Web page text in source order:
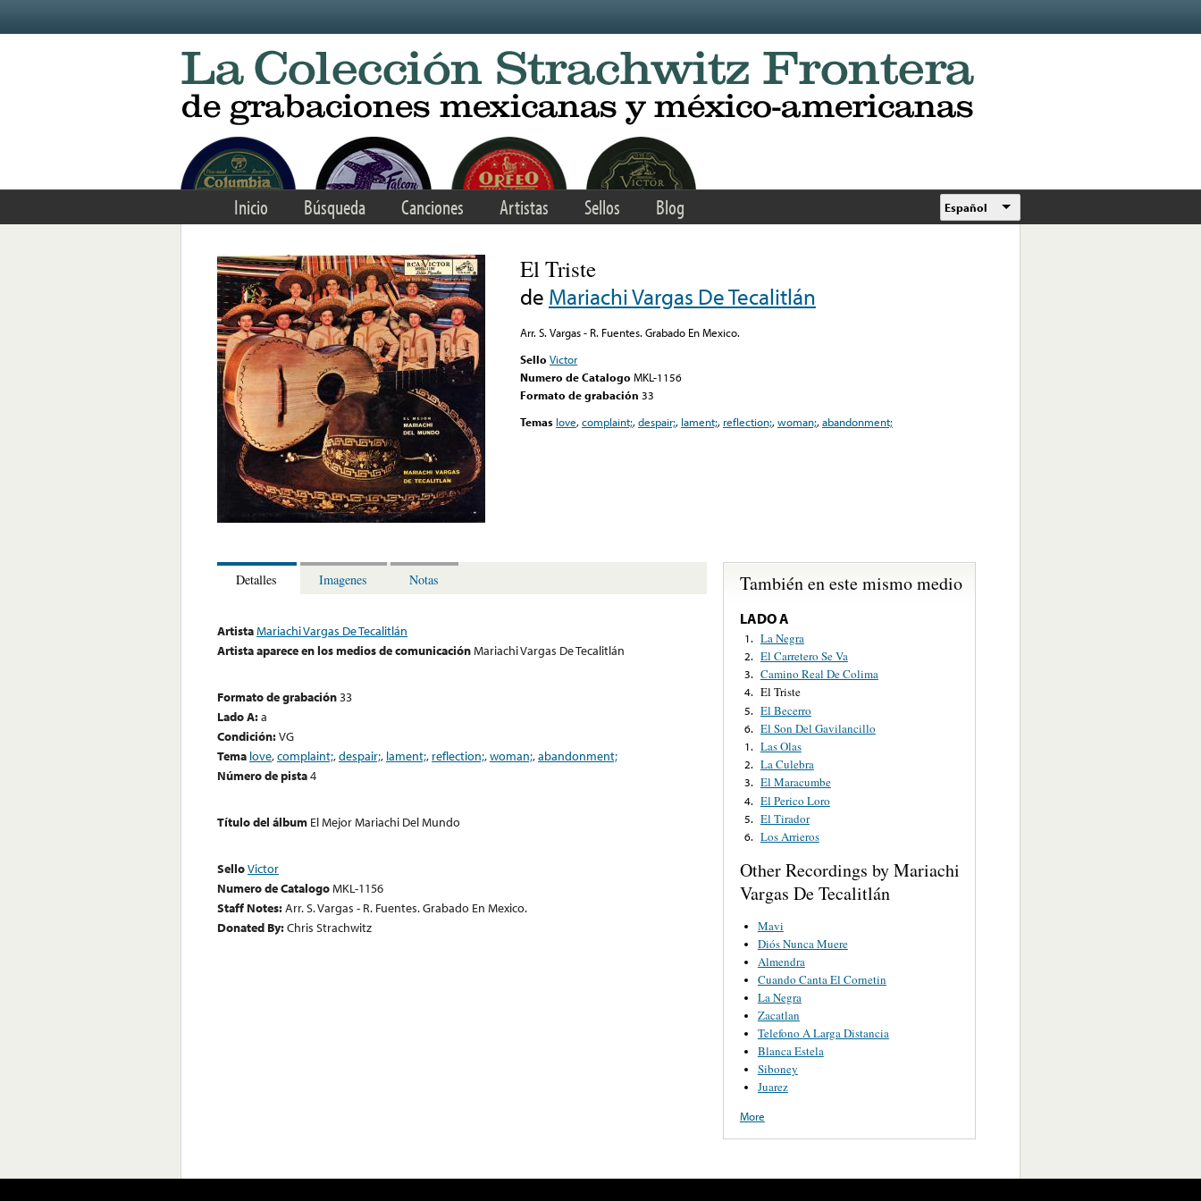
Inicio Búsqueda Canciones Artistas Sellos Blog Español
El Triste
de Mariachi Vargas De Tecalitlán
Arr. S. Vargas - R. Fuentes. Grabado En Mexico.
Sello Victor
Numero de Catalogo MKL-1156
Formato de grabación 33
Temas love,complaint;,despair;, lament;, reflection;,woman;,abandonment;
Detalles Imagenes Notas
ArtistaMariachi Vargas De Tecalitlán
Artista aparece en los medios de comunicaciónMariachi Vargas De Tecalitlán
Formato de grabación33
Lado A:a
Condición:VG
Tema love,complaint;,despair;, lament;, reflection;,woman;,abandonment;
Número de pista4
Título del álbum El Mejor Mariachi Del Mundo
SelloVictor
Numero de CatalogoMKL-1156
Staff Notes:Arr. S. Vargas - R. Fuentes. Grabado En Mexico.
Donated By:Chris Strachwitz
También en este mismo medio
LADO A
1. La Negra
2. El Carretero Se Va
3. Camino Real De Colima
4. El Triste
5. El Becerro
6. El Son Del Gavilancillo
1. Las Olas
2. La Culebra
3. El Maracumbe
4. El Perico Loro
5. El Tirador
6. Los Arrieros
Other Recordings by Mariachi
Vargas De Tecalitlán
Mavi
Diós Nunca Muere
Almendra
Cuando Canta El Cornetin
La Negra
Zacatlan
Telefono A Larga Distancia
Blanca Estela
Siboney
Juarez
More